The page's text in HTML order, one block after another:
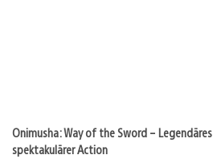
Onimusha: Way of the Sword –
spektakulärer Action